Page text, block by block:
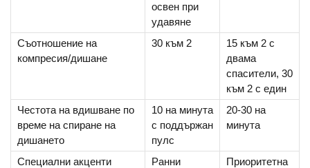
освен при
удавяне
Съотношение на
компресия/дишане
30 към 2
15 към 2 с
двама
спасители, 30
към 2 с един
Честота на вдишване по
време на спиране на
дишането
10 на минута
с поддържан
пулс
20-30 на
минута
Специални акценти
Ранни
Приоритетна